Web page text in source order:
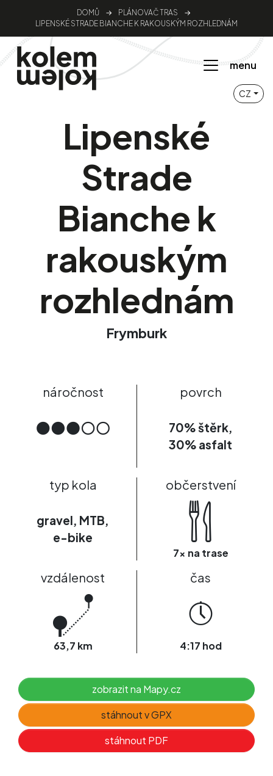
DOMŮ → PLÁNOVAČ TRAS
→
LIPENSKÉ STRADE BIANCHE K RAKOUSKÝM ROZHLEDNÁM
menu
CZ
Lipenské
Strade
Bianche k
rakouským
rozhlednám
Frymburk
náročnost povrch
70% štěrk,
30% asfalt
typ kola
gravel, MTB,
e-bike
občerstvení
7x na trase
vzdálenost
63,7 km
čas
4:17 hod
zobrazit na Mapy.cz
stáhnout v GPX
stáhnout PDF